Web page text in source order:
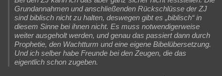
Grundannahmen und anschließenden Rückschlüsse der ZJ
sind biblisch nicht zu halten, deswegen gibt es „biblisch“ in
diesem Sinne bei ihnen nicht. Es muss notwendigerweise
weiter ausgeholt werden, und genau das passiert dann durch
Prophetie, den Wachtturm und eine eigene Bibelübersetzung.
Und ich selber habe Freunde bei den Zeugen, die das
eigentlich schon zugeben.